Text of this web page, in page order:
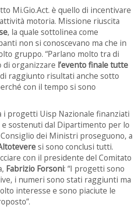
Mi.Gio.Act. è quello di incentivare
motoria. Missione riuscita
, la quale sottolinea come
non si conoscevano ma che in
gruppo. “Parlano molto tra di
di organizzare l’evento finale tutte
raggiunto risultati anche sotto
con il tempo si sono
i progetti Uisp Nazionale finanziati
e sostenuti dal Dipartimento per lo
dei Ministri proseguono, a
si sono conclusi tutti.
con il presidente del Comitato
Fabrizio Forsoni: “I progetti sono
i numeri sono stati raggiunti ma
interesse e sono piaciute le